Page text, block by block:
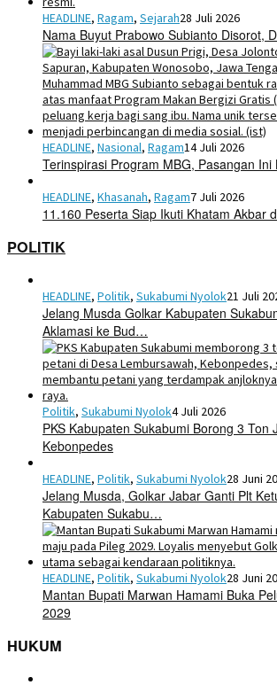
HEADLINE, Ragam, Sejarah28 Juli 2026
Nama Buyut Prabowo Subianto Disorot,
HEADLINE, Nasional, Ragam14 Juli 2026
Terinspirasi Program MBG, Pasangan
HEADLINE, Khasanah, Ragam7 Juli 2026
11.160 Peserta Siap Ikuti Khatam Akbar
POLITIK
HEADLINE, Politik, Sukabumi Nyolok21 Juli
Jelang Musda Golkar Kabupaten
Aklamasi ke Bud…
Politik, Sukabumi Nyolok4 Juli 2026
PKS Kabupaten Sukabumi Borong 3 Ton
Kebonpedes
HEADLINE, Politik, Sukabumi Nyolok28 Juni
Jelang Musda, Golkar Jabar Ganti Plt
Kabupaten Sukabu…
HEADLINE, Politik, Sukabumi Nyolok28 Juni
Mantan Bupati Marwan Hamami Buka
2029
HUKUM